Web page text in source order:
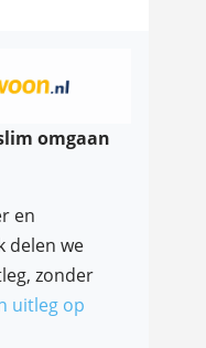
omgaan
en
delen we
zonder
uitleg op